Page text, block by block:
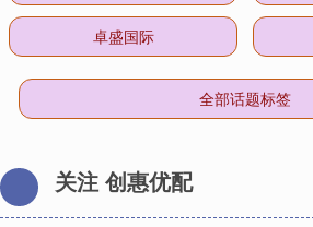
卓盛国际
全部话题标签
关注 创惠优配